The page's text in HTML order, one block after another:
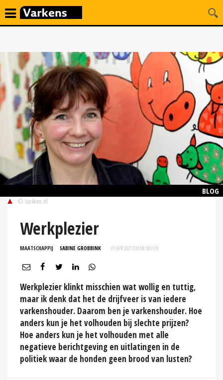
BLOG
© Varkens.nl
Werkplezier
MAATSCHAPPIJ SABINE GROBBINK 01 APR 2021 OM 08:30UUR
Werkplezier klinkt misschien wat wollig en tuttig,
maar ik denk dat het de drijfveer is van iedere
varkenshouder. Daarom ben je varkenshouder. Hoe
anders kun je het volhouden bij slechte prijzen?
Hoe anders kun je het volhouden met alle
negatieve berichtgeving en uitlatingen in de
politiek waar de honden geen brood van lusten?